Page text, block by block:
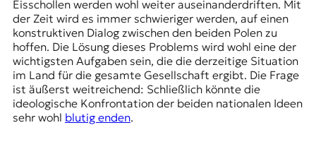
Eisschollen werden wohl weiter auseinanderdriften. Mit
der Zeit wird es immer schwieriger werden, auf einen
konstruktiven Dialog zwischen den beiden Polen zu
hoffen. Die Lösung dieses Problems wird wohl eine der
wichtigsten Aufgaben sein, die die derzeitige Situation
im Land für die gesamte Gesellschaft ergibt. Die Frage
ist äußerst weitreichend: Schließlich könnte die
ideologische Konfrontation der beiden nationalen Ideen
sehr wohl blutig enden.